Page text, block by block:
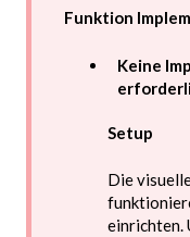
Funktion
Keine
Setup
Die
einrichten.